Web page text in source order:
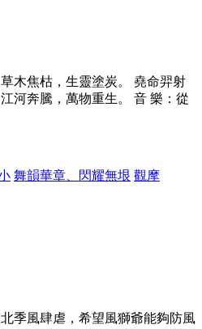
木焦枯，生靈塗炭。 堯命羿射
河奔騰，萬物重生。 音 樂：從
舞韻華章、閃耀無垠 觀摩
季風肆虐，希望風獅爺能夠防風